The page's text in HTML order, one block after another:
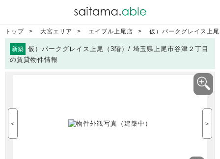
トップ 大宮エリア エイブル上尾店 仮）パークグレイス上
新築
仮）パークグレイス上尾（3階）/ 埼玉県上尾市谷津２丁目
の賃貸物件情報
＜ ＞